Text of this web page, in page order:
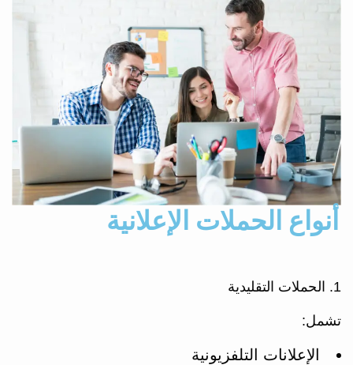
أنواع الحملات الإعلانية
1. الحملات التقليدية
تشمل:
الإعلانات التلفزيونية